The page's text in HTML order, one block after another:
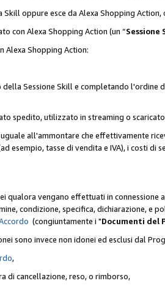
oppure esce da Alexa Shopping Action,
con Alexa Shopping Action (un “Sessione
Alexa Shopping Action:
Sessione Skill e completando l'ordine
spedito, utilizzato in streaming o
all'ammontare che effettivamente
esempio, tasse di vendita e IVA), i costi
qualora vengano effettuati in
condizione, specifica, dichiarazione, e
(congiuntamente i "Documenti del
sono invece non idonei ed esclusi dal
,
di cancellazione, reso, o rimborso,